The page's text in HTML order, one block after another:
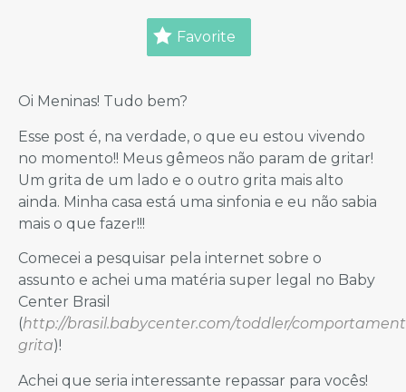
Favorite
Oi Meninas! Tudo bem?
Esse post é, na verdade, o que eu estou vivendo
no momento!! Meus gêmeos não param de gritar!
Um grita de um lado e o outro grita mais alto
ainda. Minha casa está uma sinfonia e eu não sabia
mais o que fazer!!!
Comecei a pesquisar pela internet sobre o
assunto e achei uma matéria super legal no Baby
Center Brasil
(http://brasil.babycenter.com/toddler/
grita)!
Achei que seria interessante repassar para vocês!